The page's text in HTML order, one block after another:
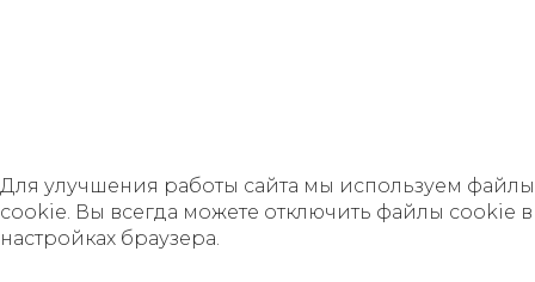
Для улучшения работы сайта мы используем файлы
cookie. Вы всегда можете отключить файлы cookie в
настройках браузера.